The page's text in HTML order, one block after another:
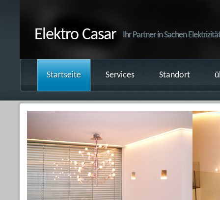
Elektro Casar Ihr Partner in Sachen Elektrizität
Startseite Services Standort